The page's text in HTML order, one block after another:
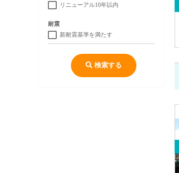
リニューアル10年以内
耐震
新耐震基準を満たす
検索する